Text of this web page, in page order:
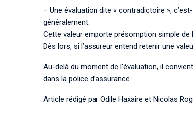
– Une évaluation dite « contradictoire », c’est
généralement.
Cette valeur emporte présomption simple de
Dès lors, si l’assureur entend retenir une
Au-delà du moment de l’évaluation, il
dans la police d’assurance.
Article rédigé par Odile Haxaire et Nicolas